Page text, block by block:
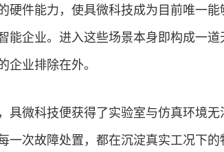
硬件能力，使具微科技成为目前唯一
能企业。进入这些场景本身即构成一
企业排除在外。
具微科技便获得了实验室与仿真环境
一次故障处置，都在沉淀真实工况下